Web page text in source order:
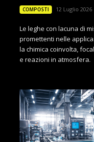
COMPOSTI 12 Luglio 2026
Le leghe con lacuna di
promettenti nelle
la chimica coinvolta,
e reazioni in atmosfera.